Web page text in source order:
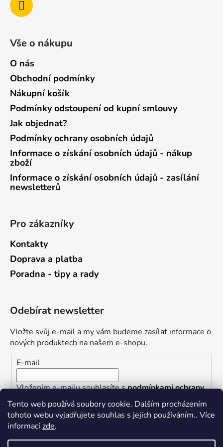
Tento web používá soubory cookie. Dalším procházením
tohoto webu vyjadřujete souhlas s jejich používáním.. Více
informacízde.
Vše o nákupu
O nás
Obchodní podmínky
Nákupní košík
Podmínky odstoupení od kupní smlouvy
Jak objednat?
Podmínky ochrany osobních údajů
Informace o získání osobních údajů - nákup
zboží
Informace o získání osobních údajů - zasílání
newsletterů
Pro zákazníky
Kontakty
Doprava a platba
Poradna - tipy a rady
Odebírat newsletter
Vložte svůj e-mail a my vám budeme zasílat informace o
nových produktech na našem e-shopu.
E-mail
Vložením e-mailu souhlasíte spodmínkami ochrany
osobních údajů
PŘIHLÁSIT SE